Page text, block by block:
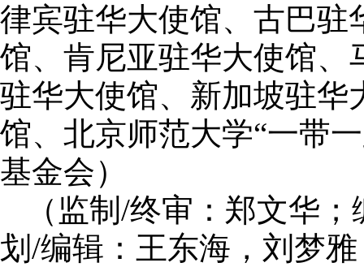
律宾驻华大使馆、古巴驻
馆、肯尼亚驻华大使馆、
驻华大使馆、新加坡驻华
馆、北京师范大学“一带
基金会）
（监制/终审：郑文华
划/编辑：王东海，刘梦